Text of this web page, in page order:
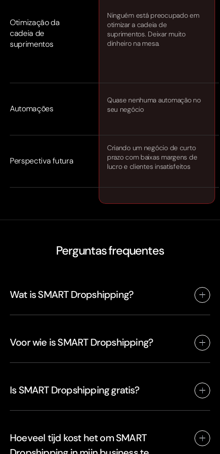
Otimização da
cadeia de
suprimentos
Ninguém está preocupado em
otimizar a cadeia de
suprimentos. Deixar muito
dinheiro na mesa.
Automações
Quase nenhuma automação no
seu negócio
Perspectiva futura
Criando um negócio de curto
prazo com baixas margens de
lucro e clientes insatisfeitos
Perguntas frequentes
Wat is SMART Dropshipping?
Voor wie is SMART Dropshipping?
Is SMART Dropshipping gratis?
Hoeveel tijd kost het om SMART